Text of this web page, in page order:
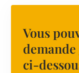
Vous
ci-